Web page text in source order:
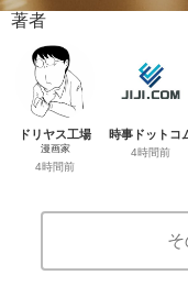
著者
ドリヤス工場
漫画家
4時間前
時事ドットコ
4時間前